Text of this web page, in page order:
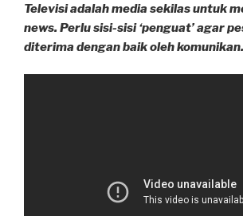
Televisi adalah media sekilas untuk
news. Perlu sisi-sisi ‘penguat’ agar
diterima dengan baik oleh komunikan.